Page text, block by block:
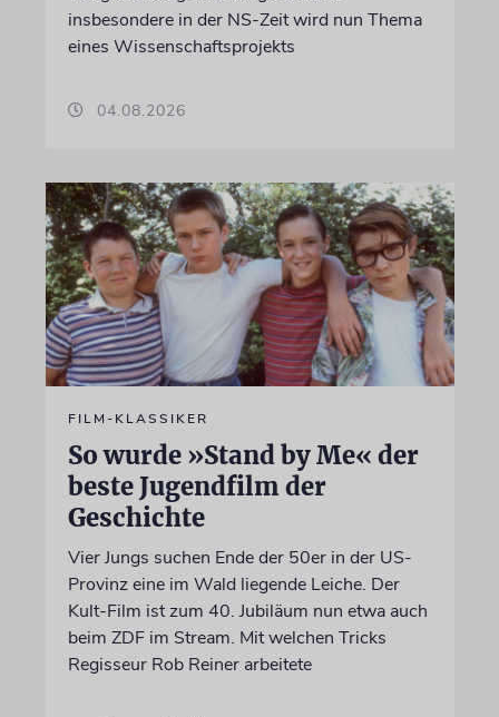
insbesondere in der NS-Zeit wird nun Thema
eines Wissenschaftsprojekts
04.08.2026
FILM-KLASSIKER
So wurde »Stand by Me« der
beste Jugendfilm der
Geschichte
Vier Jungs suchen Ende der 50er in der US-
Provinz eine im Wald liegende Leiche. Der
Kult-Film ist zum 40. Jubiläum nun etwa auch
beim ZDF im Stream. Mit welchen Tricks
Regisseur Rob Reiner arbeitete